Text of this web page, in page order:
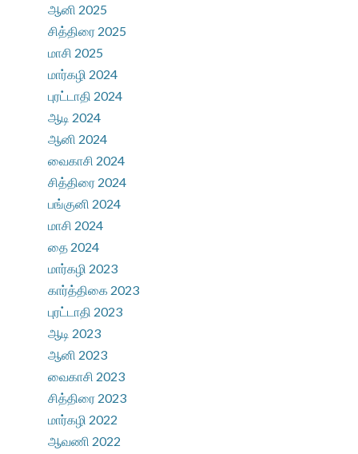
ஆனி 2025
சித்திரை 2025
மாசி 2025
மார்கழி 2024
புரட்டாதி 2024
ஆடி 2024
ஆனி 2024
வைகாசி 2024
சித்திரை 2024
பங்குனி 2024
மாசி 2024
தை 2024
மார்கழி 2023
கார்த்திகை 2023
புரட்டாதி 2023
ஆடி 2023
ஆனி 2023
வைகாசி 2023
சித்திரை 2023
மார்கழி 2022
ஆவணி 2022